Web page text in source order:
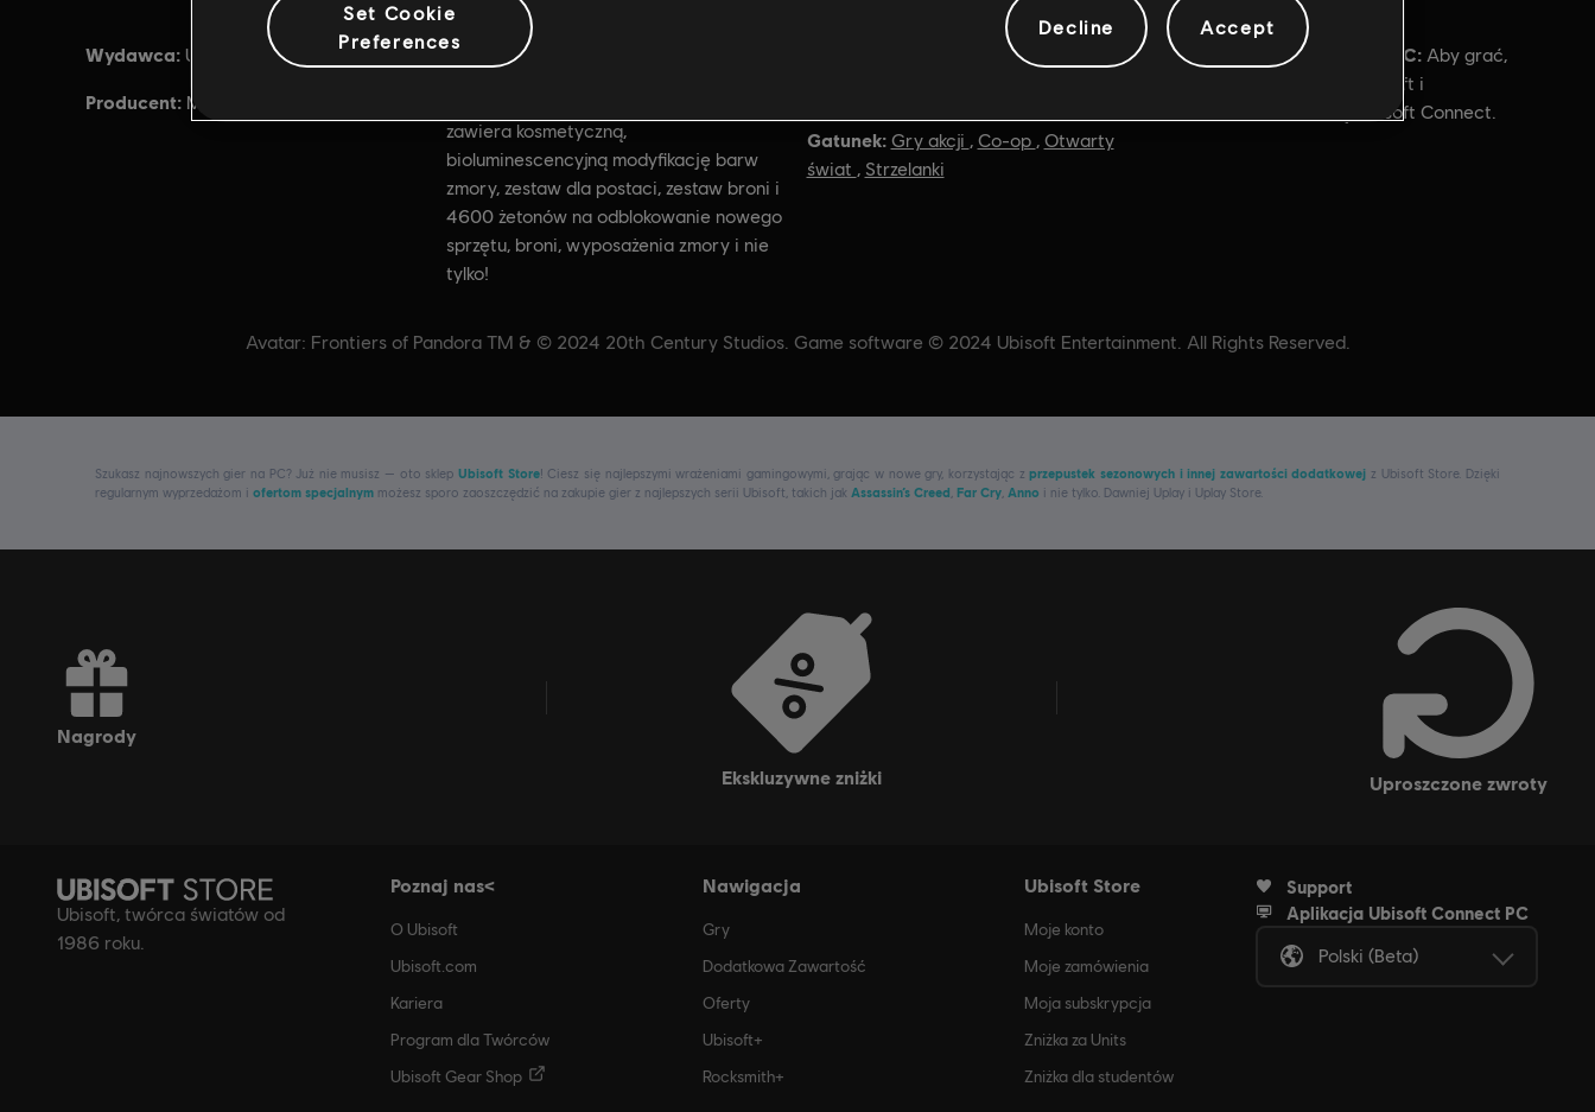
Wydawca: Ubisoft
Producent: Massive Entertainment
Data premiery:
zawiera kosmetyczną,
bioluminescencyjną modyfikację barw
zmory, zestaw dla postaci, zestaw broni i
4600 żetonów na odblokowanie nowego
sprzętu, broni, wyposażenia zmory i nie
tylko!
In-Game Purchases, Przemoc
Gatunek: Gry akcji , Co-op , Otwarty
świat , Strzelanki
Warunki dla komputerów PC: Aby grać,
musisz posiadać konto Ubisoft i
zainstalować aplikację Ubisoft Connect.
Avatar: Frontiers of Pandora TM & © 2024 20th Century Studios. Game software © 2024 Ubisoft Entertainment. All Rights Reserved.
Szukasz najnowszych gier na PC? Już nie musisz — oto sklep Ubisoft Store! Ciesz się najlepszymi wrażeniami gamingowymi, grając w nowe gry, korzystając zprzepustek sezonowych i innej zawartości dodatkowej z Ubisoft Store. Dzięki
regularnym wyprzedażom i ofertom specjalnym możesz sporo zaoszczędzić na zakupie gier z najlepszych serii Ubisoft, takich jak Assassin’s Creed Far Cry Anno i nie tylko. Dawniej Uplay i Uplay Store.
nagrody
ekskluzywne zniżki
uproszczone zwroty
Ubisoft, twórca światów od
1986 roku.
Poznaj nas<
O Ubisoft
Ubisoft.com
Kariera
Program dla Twórców
Ubisoft Gear Shop
Nawigacja
Gry
Dodatkowa Zawartość
Oferty
Ubisoft+
Rocksmith+
Ubisoft Store
Moje konto
Moje zamówienia
Moja subskrypcja
Zniżka za Units
Zniżka dla studentów
Support
Aplikacja Ubisoft Connect PC
Polski (beta)
Set Cookie
Preferences
Decline Accept